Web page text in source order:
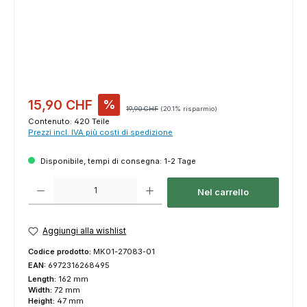
Prezzo di vendita:
15,90 CHF % Prezzo normale:
19,90 CHF (20.1% risparmio)
Contenuto: 420 Teile
Prezzi incl. IVA più costi di spedizione
Disponibile, tempi di consegna: 1-2 Tage
Nel carrello
Aggiungi alla wishlist
Codice prodotto: MK01-27083-01
EAN: 6972316268495
Length: 162 mm
Width: 72 mm
Height: 47 mm